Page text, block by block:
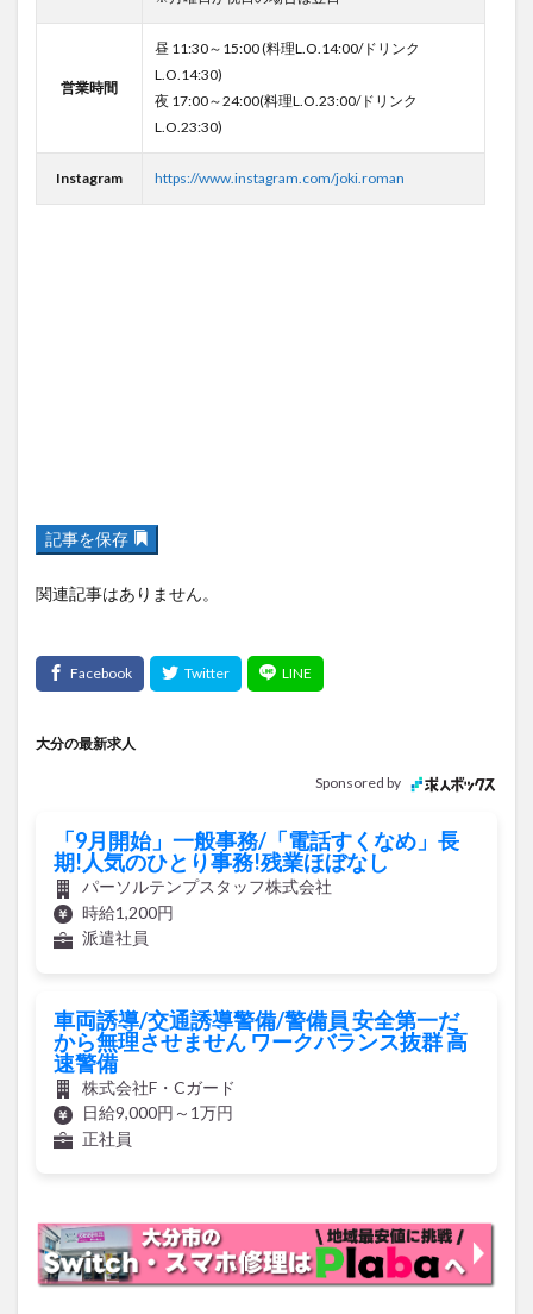
営業時間
昼 11:30～15:00 (料理L.O.14:00/ドリンク
L.O.14:30)
夜 17:00～24:00(料理L.O.23:00/ドリンク
L.O.23:30)
Instagram https://www.instagram.com/joki.roman
記事を保存
関連記事はありません。
大分の最新求人
Sponsored by
「9月開始」一般事務/「電話すくなめ」長
期!人気のひとり事務!残業ほぼなし
パーソルテンプスタッフ株式会社
時給1,200円
派遣社員
車両誘導/交通誘導警備/警備員 安全第一だ
から無理させません ワークバランス抜群 高
速警備
株式会社F・Cガード
日給9,000円～1万円
正社員